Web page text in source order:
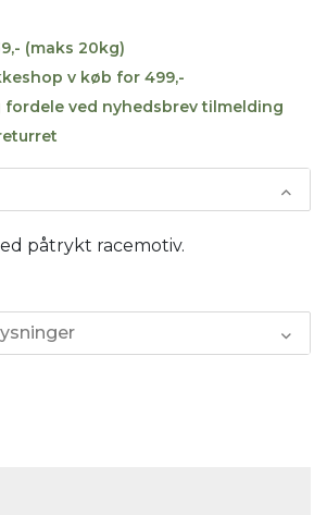
(maks 20kg)
v køb for 499,-
fordele ved nyhedsbrev tilmelding
påtrykt racemotiv.